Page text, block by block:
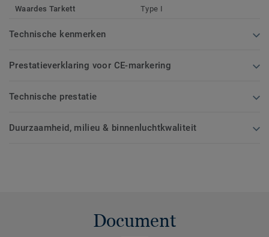
Waardes Tarkett Type I
Technische kenmerken
Prestatieverklaring voor CE-markering
Technische prestatie
Duurzaamheid, milieu & binnenluchtkwaliteit
Document